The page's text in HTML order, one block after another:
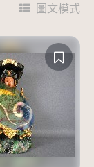
圖文模式